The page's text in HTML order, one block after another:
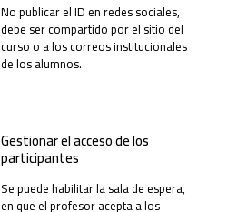
No publicar el ID en redes sociales,
debe ser compartido por el sitio del
curso o a los correos institucionales
de los alumnos.
Gestionar el acceso de los
participantes
Se puede habilitar la sala de espera,
en que el profesor acepta a los